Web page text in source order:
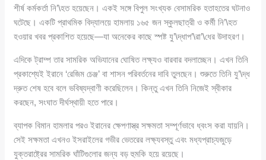
শীর্ষ কর্মকর্তা নি’\হত হয়েছেন। একই সঙ্গে বিপুল সংখ্যক বেসামরিক হতাহতের ঘটনাও
ঘটেছে। একটি প্রাথমিক বিদ্যালয়ে হামলায় ১৬৫ জন স্কুলছাত্রী ও কর্মী নি’\হত
হওয়ার খবর প্রকাশিত হয়েছে—যা অনেকের কাছে স্পষ্ট যু’\দ্ধাপ’\রা’\ধের উদাহরণ।
এদিকে ট্রাম্প তার সামরিক অভিযানের ঘোষিত লক্ষ্যও বারবার বদলাচ্ছেন। এখন তিনি
প্রকাশ্যেই ইরানে ‘রেজিম চেঞ্জ’ বা শাসন পরিবর্তনের দাবি তুলছেন। শুরুতে তিনি যু’\দ্ধ
দ্রুত শেষ হবে বলে ভবিষ্যদ্বাণী করেছিলেন। কিন্তু এখন তিনি নিজেই স্বীকার
করছেন, সংঘাত দীর্ঘস্থায়ী হতে পারে।
ব্যাপক বিমান হামলার পরও ইরানের ক্ষেপণাস্ত্র সক্ষমতা সম্পূর্ণভাবে ধ্বংস করা যায়নি।
সেই সক্ষমতা এখনও ইসরাইলের গভীর ভেতরের লক্ষ্যবস্তু এবং মধ্যপ্রাচ্যজুড়ে
যুক্তরাষ্ট্রের সামরিক ঘাঁটিগুলোর জন্য বড় হুমকি হয়ে রয়েছে।